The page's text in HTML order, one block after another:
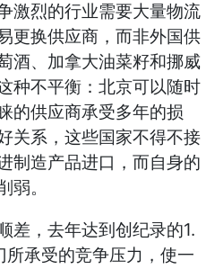
激烈的行业需要大量物流
更换供应商，而非外国供
酒、加拿大油菜籽和挪威
种不平衡：北京可以随时
的供应商承受多年的损
关系，这些国家不得不接
制造产品进口，而自身的
弱。
差，去年达到创纪录的1.
承受的竞争压力，使一